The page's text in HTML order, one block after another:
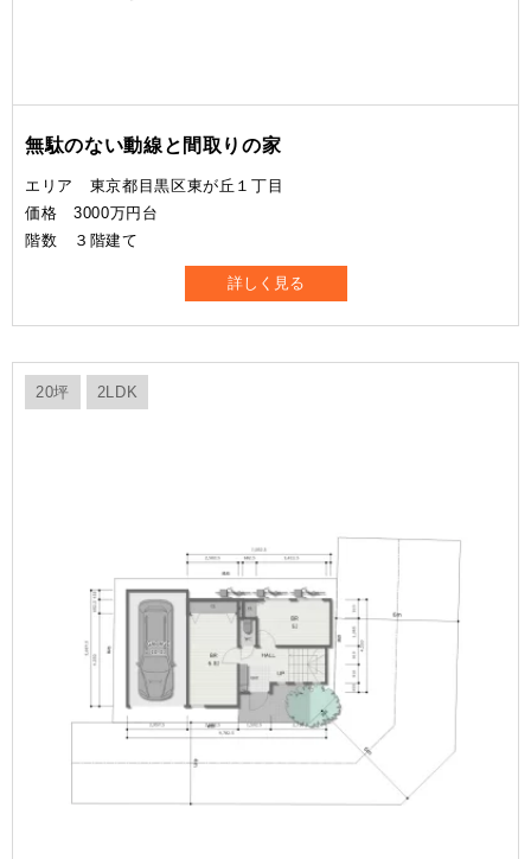
無駄のない動線と間取りの家
エリア 東京都目黒区東が丘１丁目
価格 3000万円台
階数 ３階建て
詳しく見る
20坪 2LDK